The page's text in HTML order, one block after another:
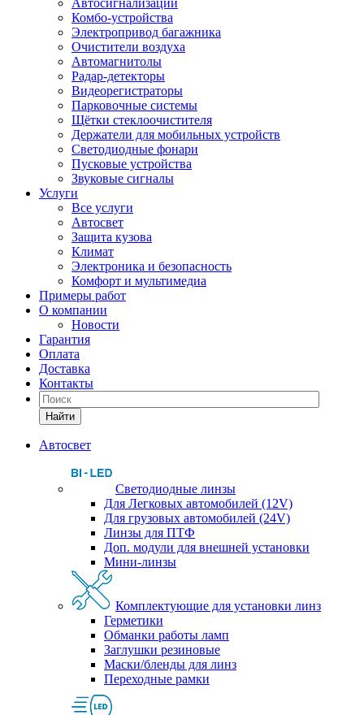
Автосигнализации
Комбо-устройства
Электропривод багажника
Очистители воздуха
Автомагнитолы
Радар-детекторы
Видеорегистраторы
Парковочные системы
Щётки стеклоочистителя
Держатели для мобильных устройств
Светодиодные фонари
Пусковые устройства
Звуковые сигналы
Услуги
Все услуги
Автосвет
Защита кузова
Климат
Электроника и безопасность
Комфорт и мультимедиа
Примеры работ
О компании
Новости
Гарантия
Оплата
Доставка
Контакты
Найти
Автосвет
Светодиодные линзы
Для Легковых автомобилей (12V)
Для грузовых автомобилей (24V)
Линзы для ПТФ
Доп. модули для внешней установки
Мини-линзы
Комплектующие для установки линз
Герметики
Обманки работы ламп
Заглушки резиновые
Маски/бленды для линз
Переходные рамки